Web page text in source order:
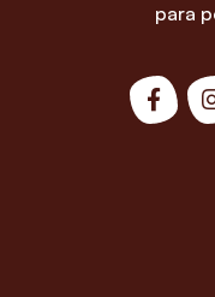
para